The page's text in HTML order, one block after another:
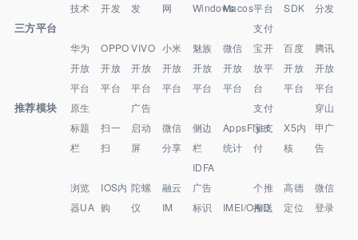
技术
开发
发
网
WindowsMacos平台
SDK
分发
三方平台
华为
开放
平台
OPPO
开放
平台
VIVO
开放
平台
小米
开放
平台
魅族
开放
平台
微信
开放
平台
支付
宝开
放平
台
百度
开放
平台
腾讯
开放
平台
推荐模块
原生
标题
栏
扫一
扫
广告
启动
屏
微信
分享
侧边
栏
AppsFlyer
统计
支付
宝支
付
X5内
核
穿山
甲广
告
浏览
器UA
IOS内
购
陀螺
仪
融云
IM
IDFA
广告
标识
IMEI/OAID
个推
推送
高德
定位
微信
登录